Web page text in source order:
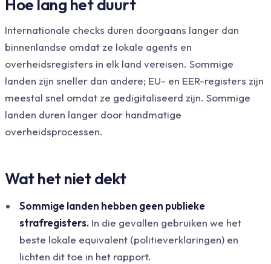
Hoe lang het duurt
Internationale checks duren doorgaans langer dan
binnenlandse omdat ze lokale agents en
overheidsregisters in elk land vereisen. Sommige
landen zijn sneller dan andere; EU- en EER-registers zijn
meestal snel omdat ze gedigitaliseerd zijn. Sommige
landen duren langer door handmatige
overheidsprocessen.
Wat het niet dekt
Sommige landen hebben geen publieke
strafregisters. In die gevallen gebruiken we het
beste lokale equivalent (politieverklaringen) en
lichten dit toe in het rapport.